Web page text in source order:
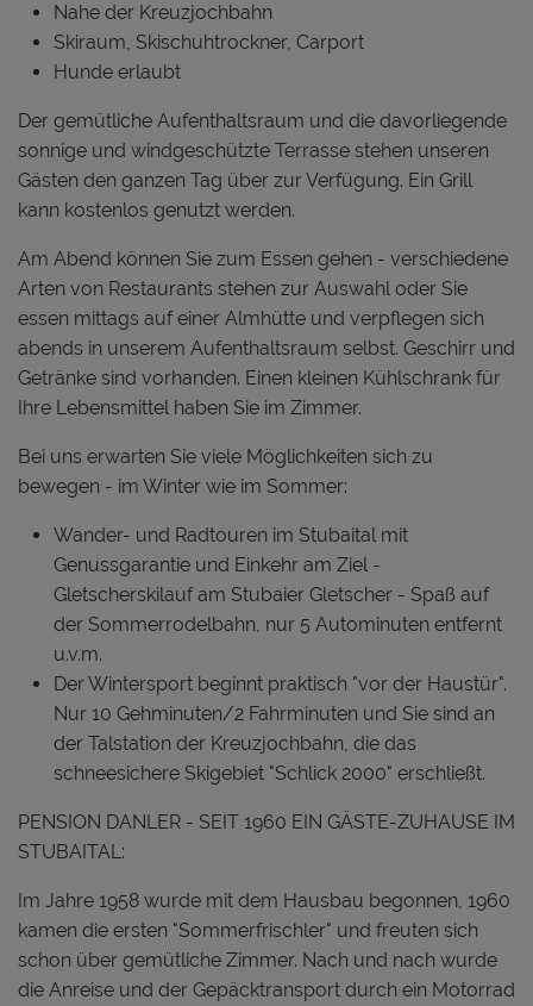
Nahe der Kreuzjochbahn
Skiraum, Skischuhtrockner, Carport
Hunde erlaubt
Der gemütliche Aufenthaltsraum und die davorliegende
sonnige und windgeschützte Terrasse stehen unseren
Gästen den ganzen Tag über zur Verfügung. Ein Grill
kann kostenlos genutzt werden.
Am Abend können Sie zum Essen gehen - verschiedene
Arten von Restaurants stehen zur Auswahl oder Sie
essen mittags auf einer Almhütte und verpflegen sich
abends in unserem Aufenthaltsraum selbst. Geschirr und
Getränke sind vorhanden. Einen kleinen Kühlschrank für
Ihre Lebensmittel haben Sie im Zimmer.
Bei uns erwarten Sie viele Möglichkeiten sich zu
bewegen - im Winter wie im Sommer:
Wander- und Radtouren im Stubaital mit
Genussgarantie und Einkehr am Ziel -
Gletscherskilauf am Stubaier Gletscher - Spaß auf
der Sommerrodelbahn, nur 5 Autominuten entfernt
u.v.m.
Der Wintersport beginnt praktisch "vor der Haustür".
Nur 10 Gehminuten/2 Fahrminuten und Sie sind an
der Talstation der Kreuzjochbahn, die das
schneesichere Skigebiet "Schlick 2000" erschließt.
PENSION DANLER - SEIT 1960 EIN GÄSTE-ZUHAUSE IM
STUBAITAL:
Im Jahre 1958 wurde mit dem Hausbau begonnen, 1960
kamen die ersten "Sommerfrischler" und freuten sich
schon über gemütliche Zimmer. Nach und nach wurde
die Anreise und der Gepäcktransport durch ein Motorrad